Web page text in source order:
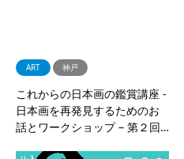
ART 神戸
これからの日本画の鑑賞講座 -
日本画を再発見するためのお
話とワークショップ – 第２回…